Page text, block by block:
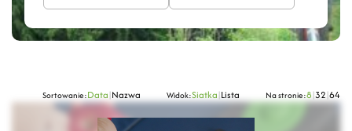
Sortowanie:Data|Nazwa Widok:Siatka|Lista Na stronie:8|32|64